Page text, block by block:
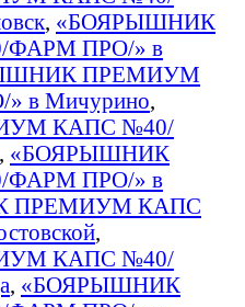
, «БОЯРЫШНИК
ПРО/» в
ПРЕМИУМ
в Мичурино,
КАПС №40/
, «БОЯРЫШНИК
ПРО/» в
ПРЕМИУМ КАПС
,
КАПС №40/
, «БОЯРЫШНИК